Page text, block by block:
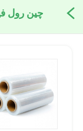
چین رول